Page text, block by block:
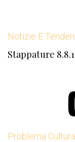
Notizie E
Stappature
Problema